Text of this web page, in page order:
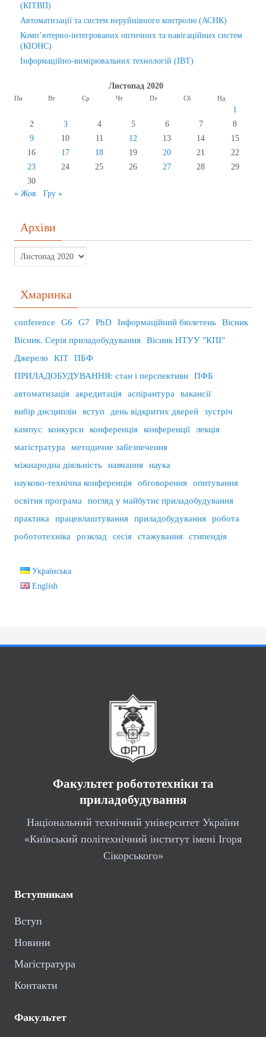
(КІТВП)
Автоматизації та систем неруйнівного контролю (АСНК)
Комп’ютерно-інтегрованих оптичних та навігаційних систем
(КІОНС)
Інформаційно-вимірювальних технологій (ІВТ)
Листопад 2020
Пн Вт Ср Чт Пт Сб Нд
1
2
3 4 5 6 7
8
9
10 11 12 13 14
15
16
17 18 19 20 21
22
23
24 25 26 27 28
29
30
« Жов
Гру »
Архіви
Хмаринка
conference G6 G7 PhD Інформаційний бюлетень
Вісник
Вісник. Серія приладобудування
Вісник НТУУ "КПІ"
Джерело
КІТ
ПБФ
ПРИЛАДОБУДУВАННЯ: стан і перспективи
ПФБ
автоматизація
акредитація аспірантура
вакансії
вибір дисциплін
вступ день відкритих дверей
зустріч
кампус
конкурси конференція конференції
лекція
магістратура
методичне забезпечення
міжнародна діяльність
навчання
наука
науково-технічна конференція
обговорення
опитування
освітня програма
погляд у майбутнє приладобудування
практика
працевлаштування приладобудування
робота
робототехніка
розклад сесія стажування стипендія
Українська
English
Факультет робототехніки та
приладобудування
Національний технічний університет України
«Київський політехнічний інститут імені Ігоря
Сікорського»
Вступникам
Вступ
Новини
Магістратура
Контакти
Факультет